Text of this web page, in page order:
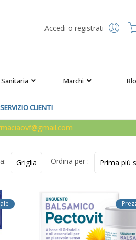
Accedi o registrati
Sanitaria Marchi
CLIENTI
Ordina per :